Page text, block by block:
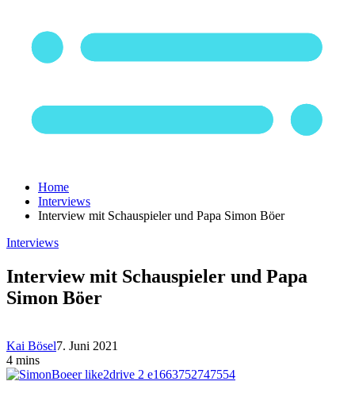
Home
Interviews
Interview mit Schauspieler und Papa Simon Böer
Interviews
Interview mit Schauspieler und Papa
Simon Böer
Kai Bösel7. Juni 2021
4 mins